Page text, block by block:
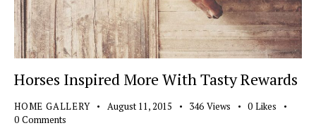
Horses Inspired More With Tasty Rewards
HOME GALLERY August 11, 2015 346 Views 0 Likes
0 Comments